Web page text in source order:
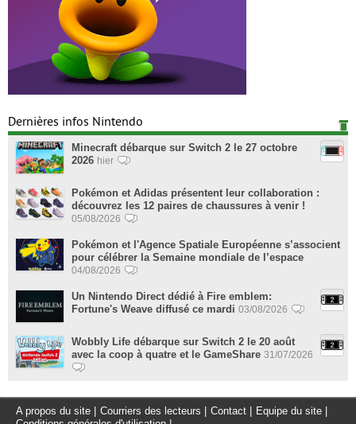
Dernières infos Nintendo
Minecraft débarque sur Switch 2 le 27 octobre
2026 hier
Pokémon et Adidas présentent leur collaboration :
découvrez les 12 paires de chaussures à venir !
05/08/2026
Pokémon et l'Agence Spatiale Européenne s’associent
pour célébrer la Semaine mondiale de l’espace
04/08/2026
Un Nintendo Direct dédié à Fire emblem:
Fortune's Weave diffusé ce mardi 03/08/2026
Wobbly Life débarque sur Switch 2 le 20 août
avec la coop à quatre et le GameShare 31/07/2026
A propos du site Courriers des lecteurs Contact Equipe du site